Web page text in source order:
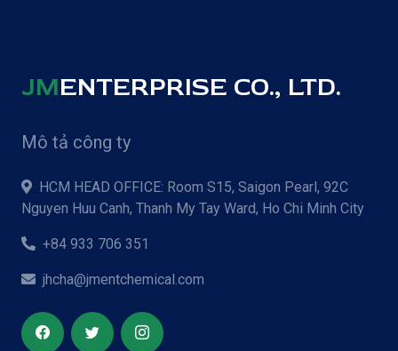
JMENTERPRISE CO., LTD.
Mô tả công ty
HCM HEAD OFFICE: Room S15, Saigon Pearl, 92C
Nguyen Huu Canh, Thanh My Tay Ward, Ho Chi Minh City
+84 933 706 351
jhcha@jmentchemical.com